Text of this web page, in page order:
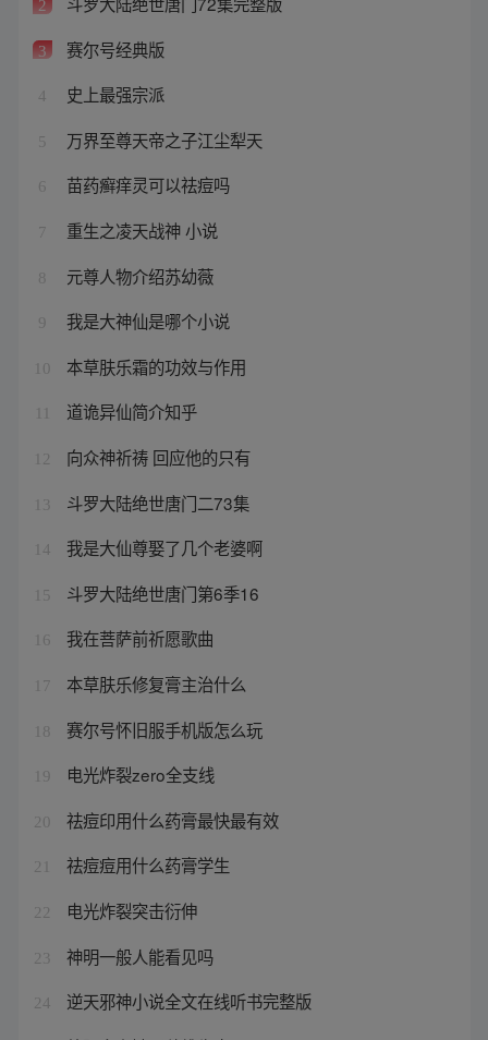
2
3 赛尔号经典版
4 史上最强宗派
5 万界至尊天帝之子江尘犁天
6 苗药癣痒灵可以祛痘吗
7 重生之凌天战神 小说
8 元尊人物介绍苏幼薇
9 我是大神仙是哪个小说
10 本草肤乐霜的功效与作用
道诡异仙简介知乎
12 向众神祈祷 回应他的只有
13 斗罗大陆绝世唐门二73集
14 我是大仙尊娶了几个老婆啊
15 斗罗大陆绝世唐门第6季16
16 我在菩萨前祈愿歌曲
17 本草肤乐修复膏主治什么
18 赛尔号怀旧服手机版怎么玩
19 电光炸裂zero全支线
20 祛痘印用什么药膏最快最有效
21 祛痘痘用什么药膏学生
22 电光炸裂突击衍伸
23 神明一般人能看见吗
24 逆天邪神小说全文在线听书完整版